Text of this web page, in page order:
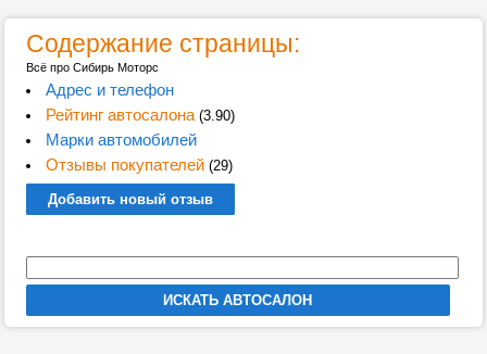
Содержание страницы:
Всё про Сибирь Моторс
Адрес и телефон
Рейтинг автосалона(3.90)
Марки автомобилей
Отзывы покупателей(29)
Добавить новый отзыв